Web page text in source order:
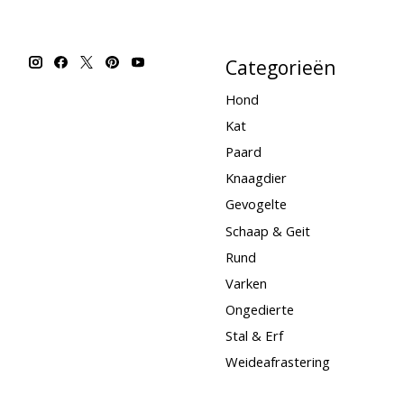
Categorieën
Hond
Kat
Paard
Knaagdier
Gevogelte
Schaap & Geit
Rund
Varken
Ongedierte
Stal & Erf
Weideafrastering